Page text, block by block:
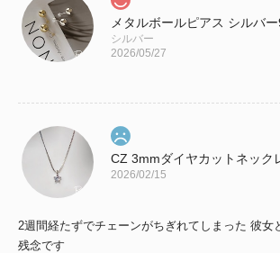
メタルボールピアス シルバ
シルバー
2026/05/27
CZ 3mmダイヤカットネック
2026/02/15
2週間経たずでチェーンがちぎれてしまった 彼女
残念です